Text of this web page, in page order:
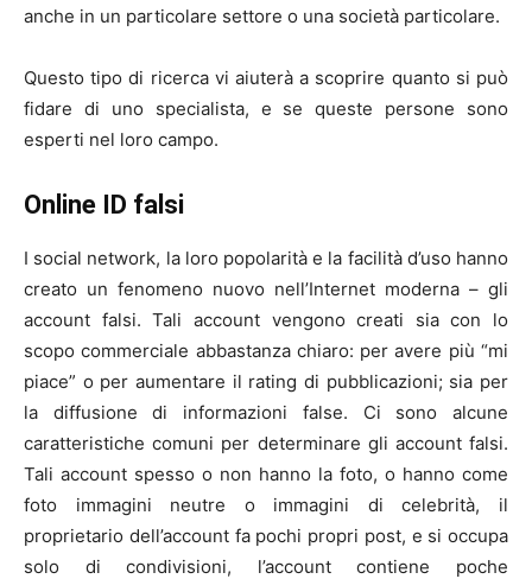
anche in un particolare settore o una società particolare.
Questo tipo di ricerca vi aiuterà a scoprire quanto si può
fidare di uno specialista, e se queste persone sono
esperti nel loro campo.
Online ID falsi
I social network, la loro popolarità e la facilità d’uso hanno
creato un fenomeno nuovo nell’Internet moderna – gli
account falsi. Tali account vengono creati sia con lo
scopo commerciale abbastanza chiaro: per avere più “mi
piace” o per aumentare il rating di pubblicazioni; sia per
la diffusione di informazioni false. Ci sono alcune
caratteristiche comuni per determinare gli account falsi.
Tali account spesso o non hanno la foto, o hanno come
foto immagini neutre o immagini di celebrità, il
proprietario dell’account fa pochi propri post, e si occupa
solo di condivisioni, l’account contiene poche